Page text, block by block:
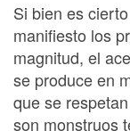
Si bien es
manifiesto los
magnitud, el
se produce en
que se
son monstruos